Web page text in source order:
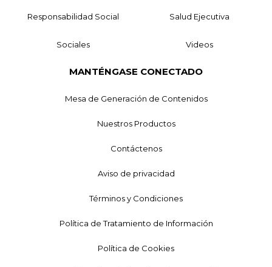
Responsabilidad Social Salud Ejecutiva
Sociales Videos
MANTÉNGASE CONECTADO
Mesa de Generación de Contenidos
Nuestros Productos
Contáctenos
Aviso de privacidad
Términos y Condiciones
Política de Tratamiento de Información
Política de Cookies